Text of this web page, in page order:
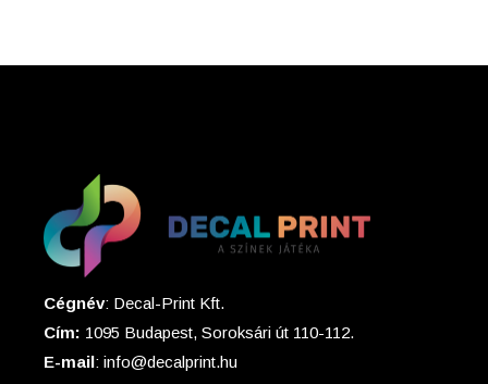
Cégnév: Decal-Print Kft.
Cím: 1095 Budapest, Soroksári út 110-112.
E-mail: info@decalprint.hu